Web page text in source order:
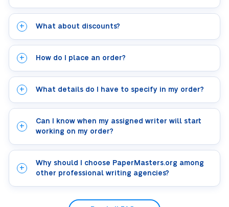
What about discounts?
How do I place an order?
What details do I have to specify in my order?
Can I know when my assigned writer will start
working on my order?
Why should I choose PaperMasters.org among
other professional writing agencies?